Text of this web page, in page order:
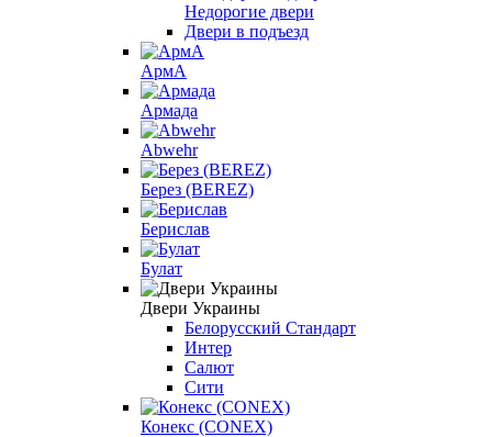
Недорогие двери
Двери в подъезд
АрмА
Армада
Abwehr
Берез (BEREZ)
Берислав
Булат
Двери Украины
Белорусский Стандарт
Интер
Салют
Сити
Конекс (CONEX)